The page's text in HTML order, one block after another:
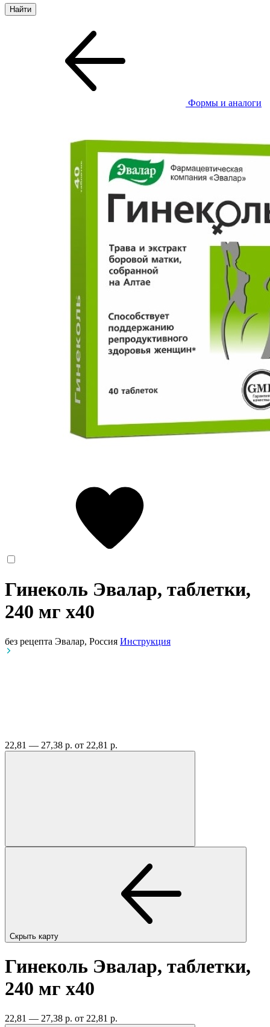
Формы и аналоги
Гинеколь Эвалар, таблетки,
240 мг x40
без рецепта Эвалар, Россия Инструкция
22,81 — 27,38 р. от 22,81 р.
Скрыть карту
Гинеколь Эвалар, таблетки,
240 мг x40
22,81 — 27,38 р. от 22,81 р.